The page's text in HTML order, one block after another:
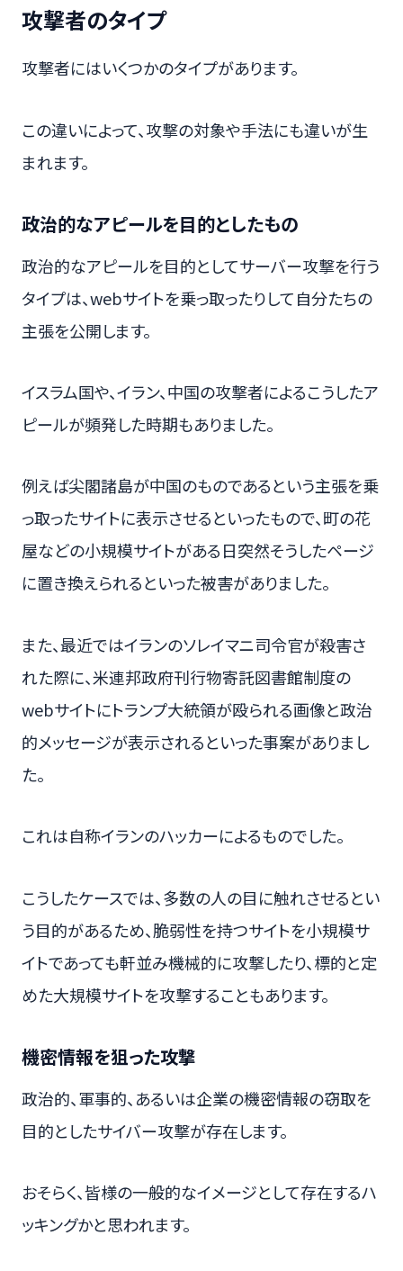
攻撃者のタイプ
攻撃者にはいくつかのタイプがあります。
この違いによって、攻撃の対象や手法にも違いが生
まれます。
政治的なアピールを目的としたもの
政治的なアピールを目的としてサーバー攻撃を行う
タイプは、webサイトを乗っ取ったりして自分たちの
主張を公開します。
イスラム国や、イラン、中国の攻撃者によるこうしたア
ピールが頻発した時期もありました。
例えば尖閣諸島が中国のものであるという主張を乗
っ取ったサイトに表示させるといったもので、町の花
屋などの小規模サイトがある日突然そうしたページ
に置き換えられるといった被害がありました。
また、最近ではイランのソレイマニ司令官が殺害さ
れた際に、米連邦政府刊行物寄託図書館制度の
webサイトにトランプ大統領が殴られる画像と政治
的メッセージが表示されるといった事案がありまし
た。
これは自称イランのハッカーによるものでした。
こうしたケースでは、多数の人の目に触れさせるとい
う目的があるため、脆弱性を持つサイトを小規模サ
イトであっても軒並み機械的に攻撃したり、標的と定
めた大規模サイトを攻撃することもあります。
機密情報を狙った攻撃
政治的、軍事的、あるいは企業の機密情報の窃取を
目的としたサイバー攻撃が存在します。
おそらく、皆様の一般的なイメージとして存在するハ
ッキングかと思われます。